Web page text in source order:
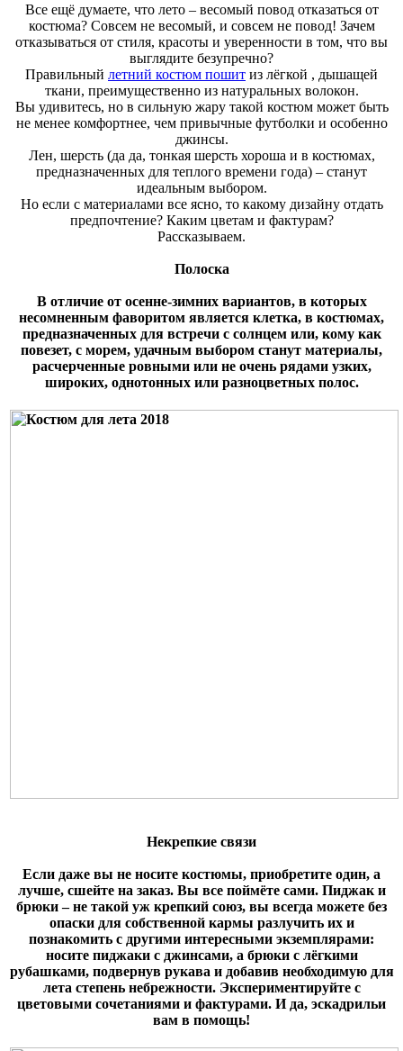
Все ещё думаете, что лето – весомый повод отказаться от
костюма? Совсем не весомый, и совсем не повод! Зачем
отказываться от стиля, красоты и уверенности в том, что вы
выглядите безупречно?
Правильный летний костюм пошит из лёгкой , дышащей
ткани, преимущественно из натуральных волокон.
Вы удивитесь, но в сильную жару такой костюм может быть
не менее комфортнее, чем привычные футболки и особенно
джинсы.
Лен, шерсть (да да, тонкая шерсть хороша и в костюмах,
предназначенных для теплого времени года) – станут
идеальным выбором.
Но если с материалами все ясно, то какому дизайну отдать
предпочтение? Каким цветам и фактурам?
Рассказываем.
Полоска
В отличие от осенне-зимних вариантов, в которых
несомненным фаворитом является клетка, в костюмах,
предназначенных для встречи с солнцем или, кому как
повезет, с морем, удачным выбором станут материалы,
расчерченные ровными или не очень рядами узких,
широких, однотонных или разноцветных полос.
Некрепкие связи
Если даже вы не носите костюмы, приобретите один, а
лучше, сшейте на заказ. Вы все поймёте сами. Пиджак и
брюки – не такой уж крепкий союз, вы всегда можете без
опаски для собственной кармы разлучить их и
познакомить с другими интересными экземплярами:
носите пиджаки с джинсами, а брюки с лёгкими
рубашками, подвернув рукава и добавив необходимую для
лета степень небрежности. Экспериментируйте с
цветовыми сочетаниями и фактурами. И да, эскадрильи
вам в помощь!